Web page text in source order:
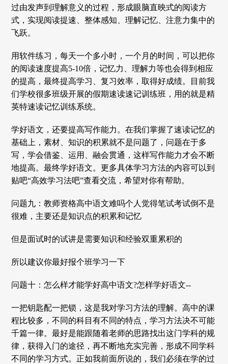
过由发声到理解意义的过程，形成眼脑直映式的阅读方
式，实现阅读提速、整体感知、理解记忆、注意力集中的
飞跃。
用软件练习，每天一个多小时，一个月的时间，可以把你
的阅读速度提高5-10倍，记忆力、理解力等也会得到相应
的提高，最终提高学习、复习效率，取得好成绩。目前我
们学校很多班级开展的假期速读速记训练班，用的就是精
英特速读记忆训练系统。
学好语文，还要提高写作能力。在我们掌握了速读记忆的
基础上，素材、知识的积累就不是问题了，问题在于多
写，学会借鉴、运用、融会贯通，这样写作能力才会不断
地提高。最终学好语文。更多具体学习方法的内容可以到
贴吧“高效学习法吧”查看交流，希望对你有帮助。
问题九：教师资格高中语文难吗个人觉得笔试考试倒不是
很难，主要还是知识点的积累和记忆
但是面试时的试讲是需要知识和经验双重累积的
所以建议你最好报个班学习一下
问题十：怎么样才能学好高中语文?怎样学好语文--
一把钥匙配一把锁，这是我对学习方法的理解。高中的课
程比较多，不同的科目有不同的特点，学习方法决不可能
千篇一律。最好是能跟随着老师的思路找出这门学科的规
律，获得入门的途径，再不断地充实完善，形成不同学科
不同的学习方式。正如我前面所说的，我们必须在学的过